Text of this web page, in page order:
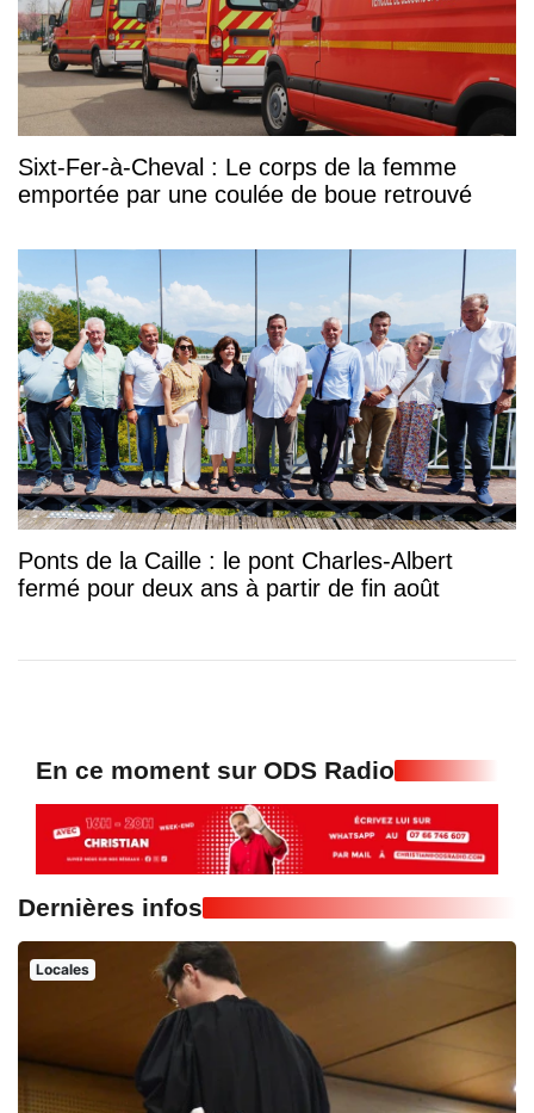
Sixt-Fer-à-Cheval : Le corps de la femme
emportée par une coulée de boue retrouvé
Ponts de la Caille : le pont Charles-Albert
fermé pour deux ans à partir de fin août
En ce moment sur ODS Radio
Dernières infos
Locales